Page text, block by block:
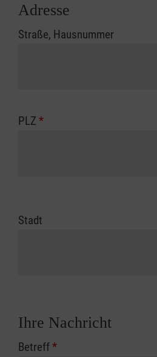
Adresse
Straße, Hausnummer
PLZ *
Stadt
Ihre Nachricht
Betreff*